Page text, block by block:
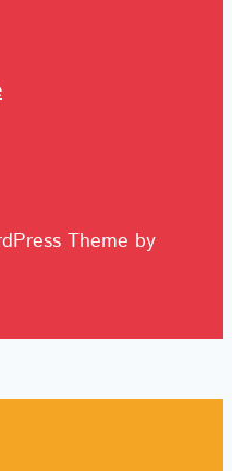
Theme by